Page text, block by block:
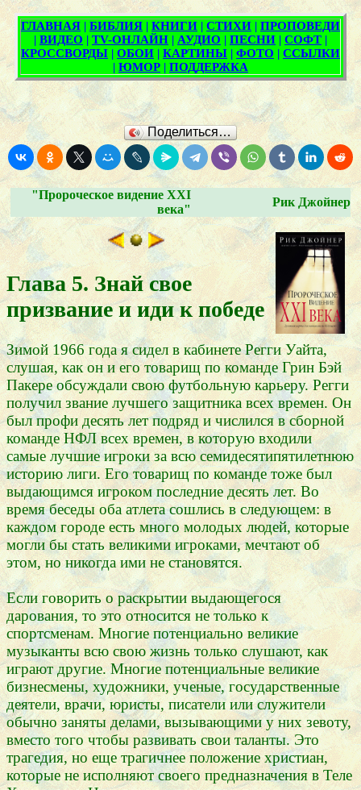
Поделиться…
"Пророческое видение XXI
века"
Рик Джойнер
Глава 5. Знай свое
призвание и иди к победе
Зимой 1966 года я сидел в кабинете Регги Уайта,
слушая, как он и его товарищ по команде Грин Бэй
Пакере обсуждали свою футбольную карьеру. Регги
получил звание лучшего защитника всех времен. Он
был профи десять лет подряд и числился в сборной
команде НФЛ всех времен, в которую входили
самые лучшие игроки за всю семидесятипятилетнюю
историю лиги. Его товарищ по команде тоже был
выдающимся игроком последние десять лет. Во
время беседы оба атлета сошлись в следующем: в
каждом городе есть много молодых людей, которые
могли бы стать великими игроками, мечтают об
этом, но никогда ими не становятся.
Если говорить о раскрытии выдающегося
дарования, то это относится не только к
спортсменам. Многие потенциально великие
музыканты всю свою жизнь только слушают, как
играют другие. Многие потенциальные великие
бизнесмены, художники, ученые, государственные
деятели, врачи, юристы, писатели или служители
обычно заняты делами, вызывающими у них зевоту,
вместо того чтобы развивать свои таланты. Это
трагедия, но еще трагичнее положение христиан,
которые не исполняют своего предназначения в Теле